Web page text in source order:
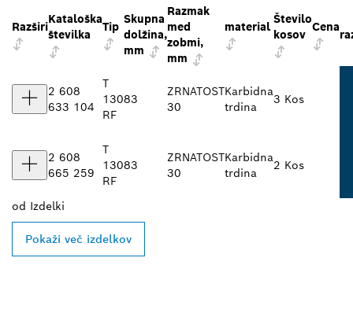
Razširi
Kataloška
številka
Tip
Skupna
dolžina,
mm
Razmak
med
zobmi,
mm
material
Število
kosov
Cena
2 608
633 104
T
130
RF
83
ZRNATOST
30
Karbidna
trdina
3 Kos
2 608
665 259
T
130
RF
83
ZRNATOST
30
Karbidna
trdina
2 Kos
od Izdelki
Pokaži več izdelkov